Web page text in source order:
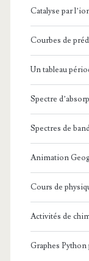
Catalyse par
Courbes de
Un tableau
Spectre
Spectres de
Animation
Cours de
Activités de
Graphes